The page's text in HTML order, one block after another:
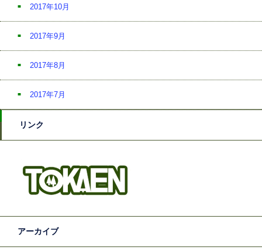
2017年10月
2017年9月
2017年8月
2017年7月
リンク
アーカイブ